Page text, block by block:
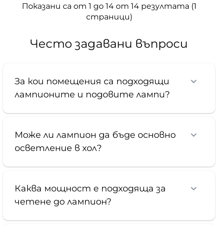
Показани са от 1 до 14 от 14 резултата (1
страници)
Често задавани въпроси
За кои помещения са подходящи
лампионите и подовите лампи?
Може ли лампион да бъде основно
осветление в хол?
Каква мощност е подходяща за
четене до лампион?